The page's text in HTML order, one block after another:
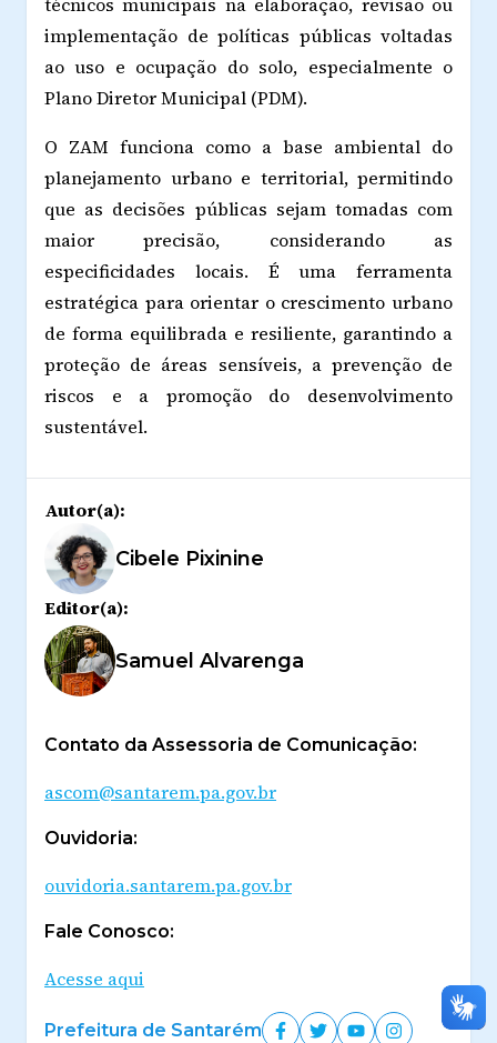
implementação de políticas públicas voltadas
ao uso e ocupação do solo, especialmente o
Plano Diretor Municipal (PDM).
O ZAM funciona como a base ambiental do
planejamento urbano e territorial, permitindo
que as decisões públicas sejam tomadas com
maior precisão, considerando as
especificidades locais. É uma ferramenta
estratégica para orientar o crescimento urbano
de forma equilibrada e resiliente, garantindo a
proteção de áreas sensíveis, a prevenção de
riscos e a promoção do desenvolvimento
sustentável.
Autor(a):
Cibele Pixinine
Editor(a):
Samuel Alvarenga
Contato da Assessoria de Comunicação:
ascom@santarem.pa.gov.br
Ouvidoria:
ouvidoria.santarem.pa.gov.br
Fale Conosco:
Acesse aqui
Prefeitura de Santarém